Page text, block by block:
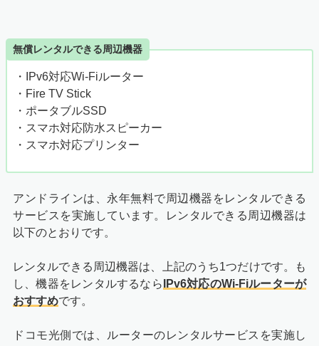
無償レンタルできる周辺機器
・IPv6対応Wi-Fiルーター
・Fire TV Stick
・ポータブルSSD
・スマホ対応防水スピーカー
・スマホ対応プリンター
アンドラインは、永年無料で周辺機器をレンタルできる
サービスを実施しています。レンタルできる周辺機器は
以下のとおりです。
レンタルできる周辺機器は、上記のうち1つだけです。も
し、機器をレンタルするなら IPv6対応のWi-Fiルーターが
おすすめです。
ドコモ光側では、ルーターのレンタルサービスを実施し